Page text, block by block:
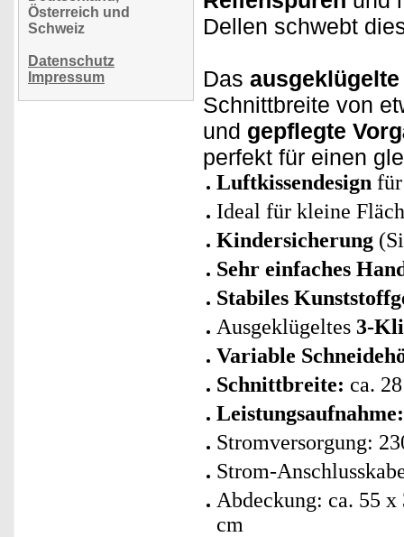
Österreich und
Schweiz
Datenschutz
Impressum
Dellen schwebt
Das
Schnittbreite von
und gepflegte
perfekt für einen
Luftkissendesign
Ideal für kleine
Kindersicherung
Sehr einfaches
Stabiles
Ausgeklügeltes 3-
Variable
Schnittbreite: ca.
Stromversorgung:
Strom-
Abdeckung: ca. 55
cm